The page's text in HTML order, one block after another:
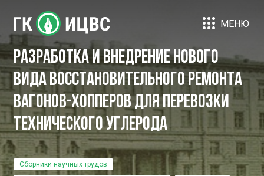
МЕНЮ
Разработка и внедрение нового
вида восстановительного ремонта
вагонов-хопперов для перевозки
технического углерода
Сборники научных трудов